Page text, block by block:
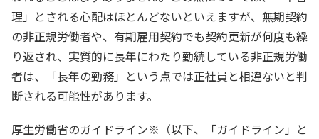
理」とされる心配はほとんどないといえますが、無期契約
の非正規労働者や、有期雇用契約でも契約更新が何度も繰
り返され、実質的に長年にわたり勤続している非正規労働
者は、「長年の勤務」という点では正社員と相違ないと判
断される可能性があります。
厚生労働省のガイドライン※（以下、「ガイドライン」と